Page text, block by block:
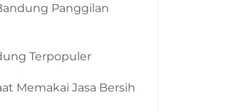
Panggilan
Terpopuler
Memakai Jasa Bersih